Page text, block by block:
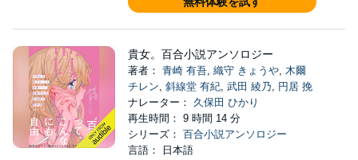
貴女。百合小説アンソロジー
著者： 青崎 有吾, 織守 きょうや, 木爾
チレン, 斜線堂 有紀, 武田 綾乃, 円居 挽
ナレーター： 久保田 ひかり
再生時間： 9 時間 14 分
シリーズ： 百合小説アンソロジー
言語： 日本語